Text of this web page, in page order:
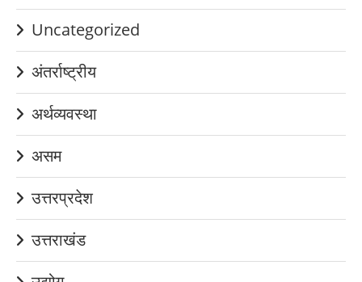
Uncategorized
अंतर्राष्ट्रीय
अर्थव्यवस्था
असम
उत्तरप्रदेश
उत्तराखंड